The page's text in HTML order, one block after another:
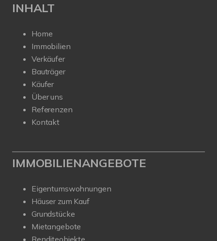
INHALT
Home
Immobilien
Verkäufer
Bauträger
Käufer
Über uns
Referenzen
Kontakt
IMMOBILIENANGEBOTE
Eigentumswohnungen
Häuser zum Kauf
Grundstücke
Mietangebote